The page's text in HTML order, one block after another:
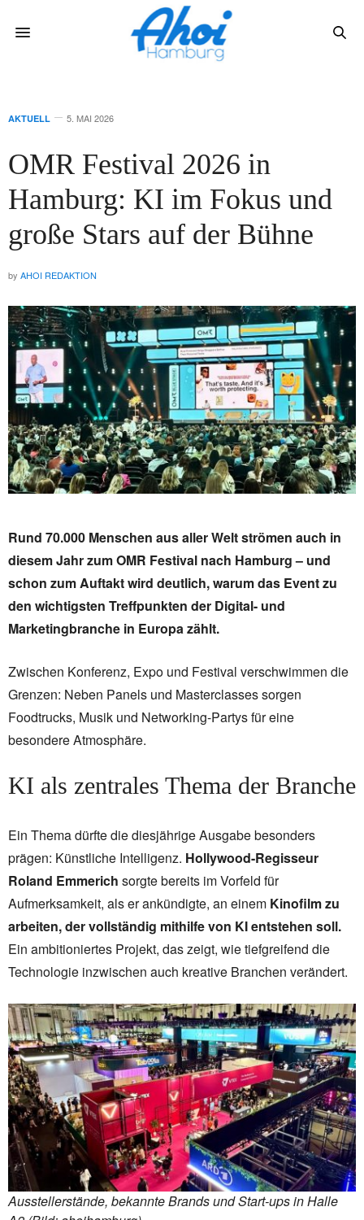
AKTUELL 5. MAI 2026
OMR Festival 2026 in
Hamburg: KI im Fokus und
große Stars auf der Bühne
by AHOI REDAKTION
Rund 70.000 Menschen aus aller Welt strömen auch in
diesem Jahr zum OMR Festival nach Hamburg – und
schon zum Auftakt wird deutlich, warum das Event zu
den wichtigsten Treffpunkten der Digital- und
Marketingbranche in Europa zählt.
Zwischen Konferenz, Expo und Festival verschwimmen die
Grenzen: Neben Panels und Masterclasses sorgen
Foodtrucks, Musik und Networking-Partys für eine
besondere Atmosphäre.
KI als zentrales Thema der Branche
Ein Thema dürfte die diesjährige Ausgabe besonders
prägen: Künstliche Intelligenz. Hollywood-Regisseur
Roland Emmerich sorgte bereits im Vorfeld für
Aufmerksamkeit, als er ankündigte, an einem Kinofilm zu
arbeiten, der vollständig mithilfe von KI entstehen soll.
Ein ambitioniertes Projekt, das zeigt, wie tiefgreifend die
Technologie inzwischen auch kreative Branchen verändert.
Ausstellerstände, bekannte Brands und Start-ups in Halle